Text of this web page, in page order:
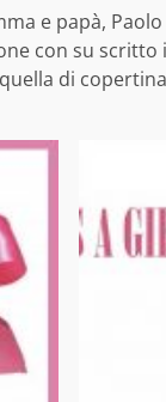
e papà,
con su scritto
di